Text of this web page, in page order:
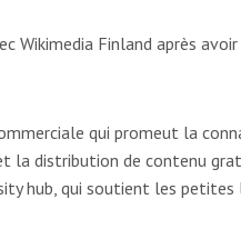
Wikimedia Finland après
qui promeut la
la distribution de contenu
hub, qui soutient les